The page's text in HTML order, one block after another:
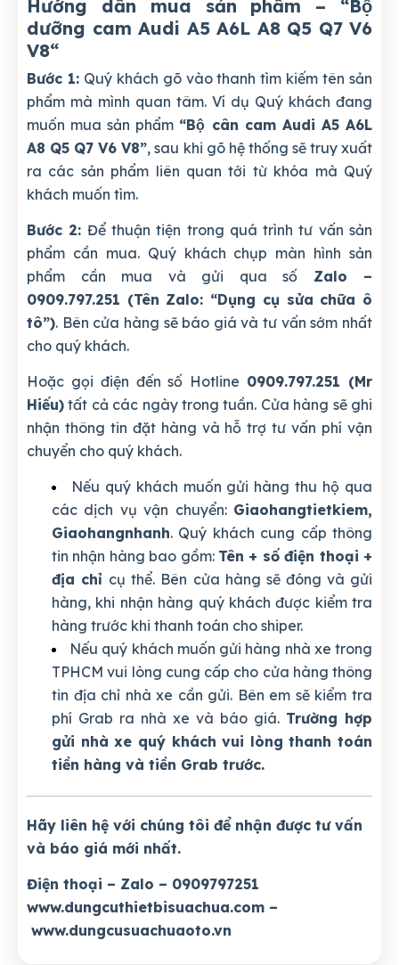
Hướng dẫn mua sản phẩm – “Bộ
dưỡng cam Audi A5 A6L A8 Q5 Q7 V6
V8“
Bước 1:Quý khách gõ vào thanh tìm kiếm tên sản
phẩm mà mình quan tâm. Ví dụ Quý khách đang
muốn mua sản phẩm “Bộ cân cam Audi A5 A6L
A8 Q5 Q7 V6 V8”, sau khi gõ hệ thống sẽ truy xuất
ra các sản phẩm liên quan tới từ khóa mà Quý
khách muốn tìm.
Bước 2: Để thuận tiện trong quá trình tư vấn sản
phẩm cần mua. Quý khách chụp màn hình sản
phẩm cần mua và gửi qua số Zalo –
0909.797.251 (Tên Zalo: “Dụng cụ sửa chữa ô
tô”). Bên cửa hàng sẽ báo giá và tư vấn sớm nhất
cho quý khách.
Hoặc gọi điện đến số Hotline 0909.797.251 (Mr
Hiếu) tất cả các ngày trong tuần. Cửa hàng sẽ ghi
nhận thông tin đặt hàng và hỗ trợ tư vấn phí vận
chuyển cho quý khách.
Nếu quý khách muốn gửi hàng thu hộ qua
các dịch vụ vận chuyển: Giaohangtietkiem,
Giaohangnhanh. Quý khách cung cấp thông
tin nhận hàng bao gồm: Tên + số điện thoại +
địa chỉ cụ thể. Bên cửa hàng sẽ đóng và gửi
hàng, khi nhận hàng quý khách được kiểm tra
hàng trước khi thanh toán cho shiper.
Nếu quý khách muốn gửi hàng nhà xe trong
TPHCM vui lòng cung cấp cho cửa hàng thông
tin địa chỉ nhà xe cần gửi. Bên em sẽ kiểm tra
phí Grab ra nhà xe và báo giá. Trường hợp
gửi nhà xe quý khách vui lòng thanh toán
tiền hàng và tiền Grab trước.
Hãy liên hệ với chúng tôi để nhận được tư vấn
và báo giá mới nhất.
Điện thoại – Zalo – 0909797251
www.dungcuthietbisuachua.com –
www.dungcusuachuaoto.vn